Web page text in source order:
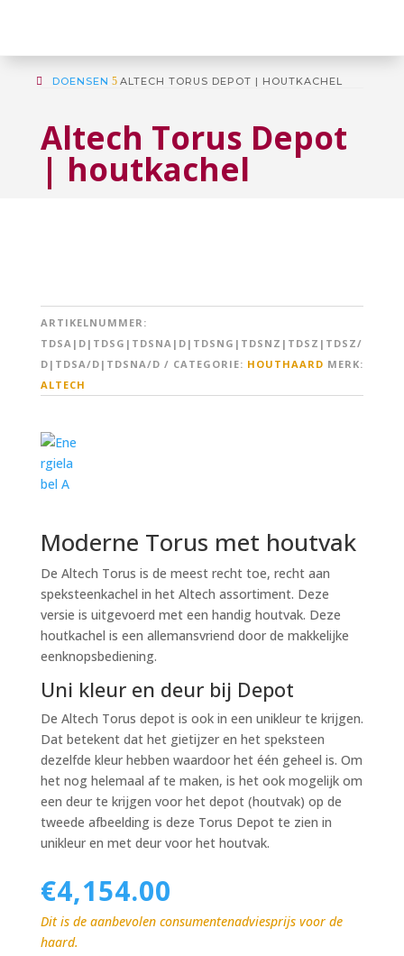
DOENSEN 5 ALTECH TORUS DEPOT | HOUTKACHEL
Altech Torus Depot
| houtkachel
ARTIKELNUMMER:
TDSA|D|TDSG|TDSNA|D|TDSNG|TDSNZ|TDSZ|TDSZ/
D|TDSA/D|TDSNA/D
CATEGORIE: HOUTHAARD MERK:
ALTECH
Moderne Torus met houtvak
De Altech Torus is de meest recht toe, recht aan
speksteenkachel in het Altech assortiment. Deze
versie is uitgevoerd met een handig houtvak. Deze
houtkachel is een allemansvriend door de makkelijke
eenknopsbediening.
Uni kleur en deur bij Depot
De Altech Torus depot is ook in een unikleur te krijgen.
Dat betekent dat het gietijzer en het speksteen
dezelfde kleur hebben waardoor het één geheel is. Om
het nog helemaal af te maken, is het ook mogelijk om
een deur te krijgen voor het depot (houtvak) op de
tweede afbeelding is deze Torus Depot te zien in
unikleur en met deur voor het houtvak.
€4,154.00
Dit is de aanbevolen consumentenadviesprijs voor de
haard.